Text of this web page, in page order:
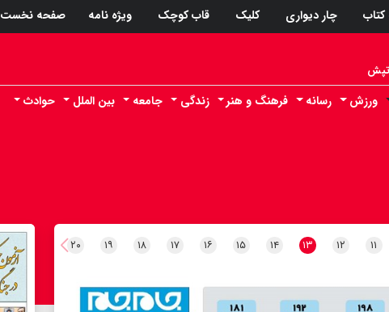
چار دیواری کلیک قاب کوچک ویژه نامه صفحه نخست
تپش
ورزش رسانه فرهنگ و هنر زندگی جامعه بین الملل
حوادث
۱۱ ۱۲ ۱۳ ۱۴ ۱۵ ۱۶ ۱۷ ۱۸ ۱۹ ۲۰